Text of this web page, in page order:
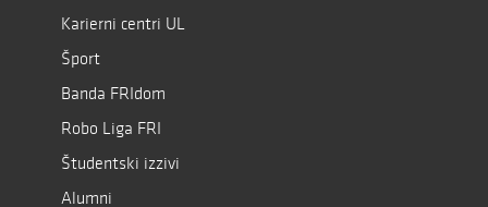
Karierni centri UL
Šport
Banda FRIdom
Robo Liga FRI
Študentski izzivi
Alumni